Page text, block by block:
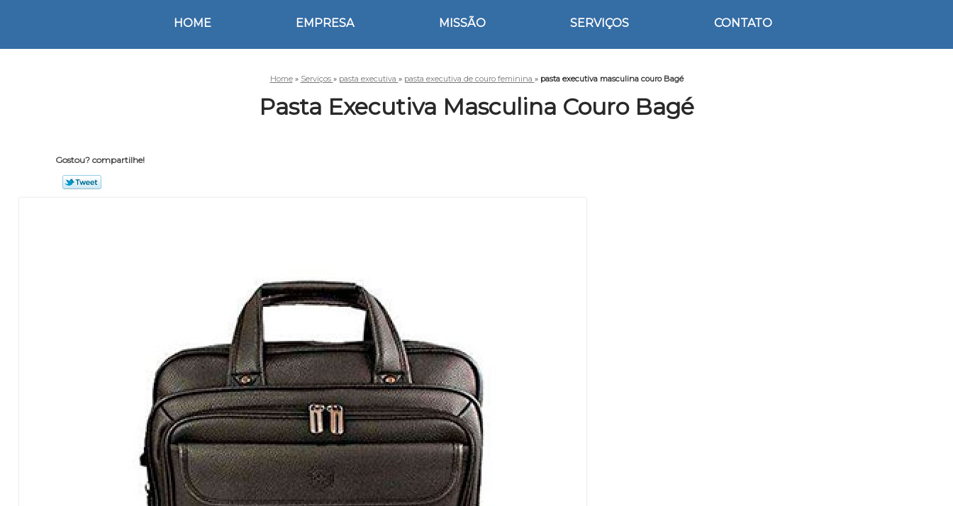
HOME EMPRESA MISSÃO SERVIÇOS CONTATO
Home » Serviços » pasta executiva » pasta executiva de couro feminina » pasta executiva masculina couro Bagé
Pasta Executiva Masculina Couro Bagé
Gostou? compartilhe!